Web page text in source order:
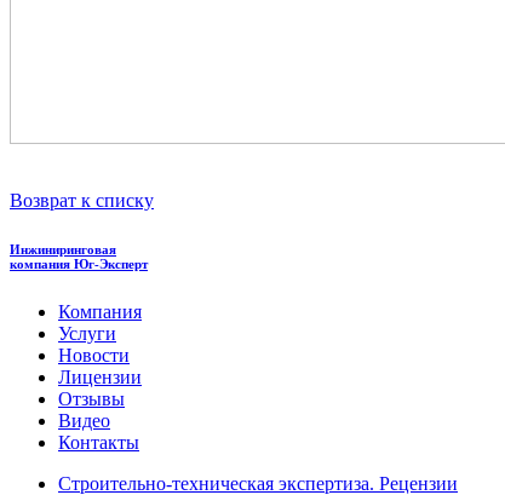
Возврат к списку
Инжиниринговая
компания Юг-Эксперт
Компания
Услуги
Новости
Лицензии
Отзывы
Видео
Контакты
Строительно-техническая экспертиза. Рецензии